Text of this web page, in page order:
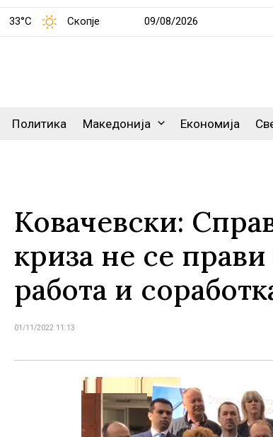
33°C Скопје 09/08/2026
Политика Македонија Економија
Ковачевски:
криза не се
работа и
01/11/2022 11:13